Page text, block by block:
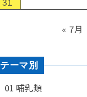
« 7月
テーマ別
01 哺乳類